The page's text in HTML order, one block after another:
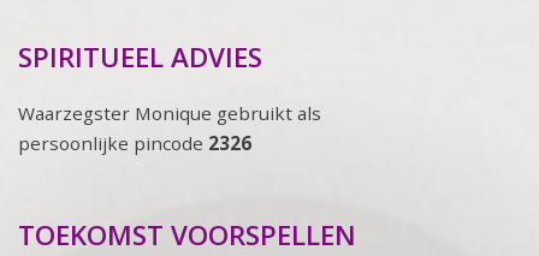
SPIRITUEEL ADVIES
Waarzegster Monique gebruikt als
persoonlijke pincode 2326
TOEKOMST VOORSPELLEN